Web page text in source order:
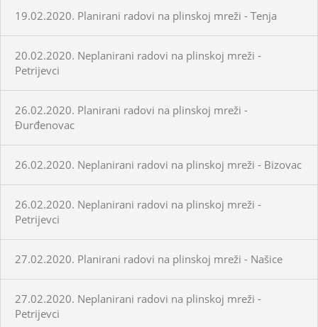
19.02.2020. Planirani radovi na plinskoj mreži - Tenja
20.02.2020. Neplanirani radovi na plinskoj mreži -
Petrijevci
26.02.2020. Planirani radovi na plinskoj mreži -
Đurđenovac
26.02.2020. Neplanirani radovi na plinskoj mreži - Bizovac
26.02.2020. Neplanirani radovi na plinskoj mreži -
Petrijevci
27.02.2020. Planirani radovi na plinskoj mreži - Našice
27.02.2020. Neplanirani radovi na plinskoj mreži -
Petrijevci